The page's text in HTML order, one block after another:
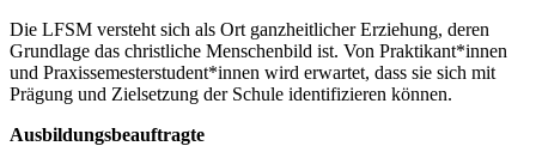
Die LFSM versteht sich als Ort ganzheitlicher Erziehung, deren
Grundlage das christliche Menschenbild ist. Von Praktikant*innen
und Praxissemesterstudent*innen wird erwartet, dass sie sich mit
Prägung und Zielsetzung der Schule identifizieren können.
Ausbildungsbeauftragte